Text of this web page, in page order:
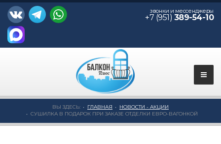
звонки и мессенджеры
+7 (951) 389-54-10
ВЫ ЗДЕСЬ: ГЛАВНАЯ
НОВОСТИ - АКЦИИ
СУШИЛКА В ПОДАРОК ПРИ ЗАКАЗЕ ОТДЕЛКИ ЕВРО-ВАГОНКОЙ